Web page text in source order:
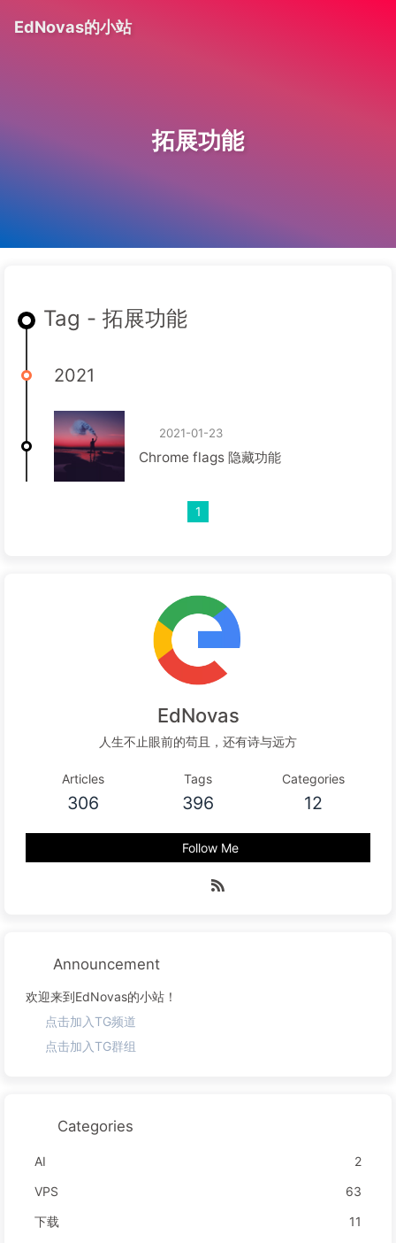
EdNovas的小站
拓展功能
Tag - 拓展功能
2021
2021-01-23
Chrome flags 隐藏功能
1
EdNovas
人生不止眼前的苟且，还有诗与远方
Articles
306
Tags
396
Categories
12
Follow Me
Announcement
欢迎来到EdNovas的小站！
点击加入TG频道
点击加入TG群组
Categories
AI
2
VPS
63
下载
11